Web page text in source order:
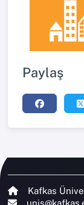
Paylaş
Kafkas